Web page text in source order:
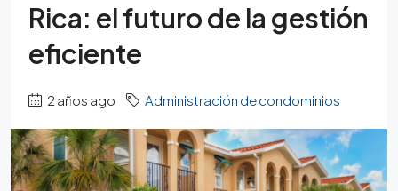
Rica: el futuro de la gestión
eficiente
2 años ago Administración de condominios